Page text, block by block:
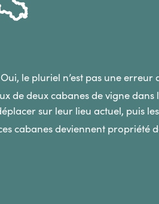
le pluriel n’est pas une erreur
de deux cabanes de vigne
sur leur lieu actuel, puis
cabanes deviennent propriété